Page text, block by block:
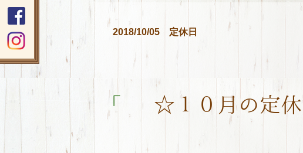
2018/10/05
定休日
「 ☆１０月の定